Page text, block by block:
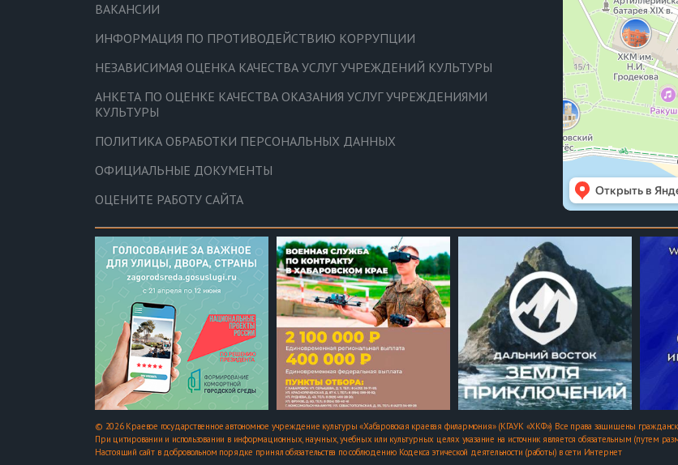
ВАКАНСИИ
ИНФОРМАЦИЯ ПО ПРОТИВОДЕЙСТВИЮ КОРРУПЦИИ
НЕЗАВИСИМАЯ ОЦЕНКА КАЧЕСТВА УСЛУГ УЧРЕЖДЕНИЙ КУЛЬТУРЫ
АНКЕТА ПО ОЦЕНКЕ КАЧЕСТВА ОКАЗАНИЯ УСЛУГ УЧРЕЖДЕНИЯМИ
КУЛЬТУРЫ
ПОЛИТИКА ОБРАБОТКИ ПЕРСОНАЛЬНЫХ ДАННЫХ
ОФИЦИАЛЬНЫЕ ДОКУМЕНТЫ
ОЦЕНИТЕ РАБОТУ САЙТА
© 2026 Краевое государственное автономное учреждение культуры «Хабаровская краевая филармония» (КГАУК «ХКФ») Все права защищены
При цитировании и использовании в информационных, научных, учебных или культурных целях указание на источник является обязательным (путем
Настоящий сайт в добровольном порядке принял обязательства по соблюдению Кодекса этической деятельности (работы) в сети Интернет